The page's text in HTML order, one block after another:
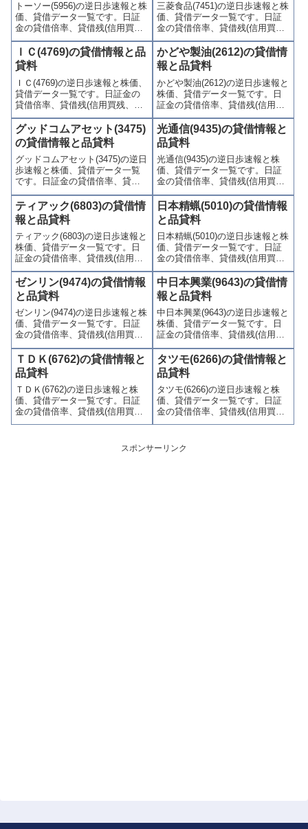
トーソー(5956)の逆日歩速報と株
価、貸借データ一覧です。日証
金の貸借倍率、貸借残(信用買
残、信用売残)、品貸料(逆日
歩)、東証の週末残高、規制(注意
喚起・申込停止)など、空売り関
連情報を集計し、図解でわかり
やすくまとめて掲載していま
す。
三菱食品(7451)の逆日歩速報と株
価、貸借データ一覧です。日証
金の貸借倍率、貸借残(信用買
残、信用売残)、品貸料(逆日
歩)、東証の週末残高、規制(注意
喚起・申込停止)など、空売り関
連情報を集計し、図解でわかり
やすくまとめて掲載していま
す。
ＩＣ(4769)の貸借情報と品
貸料
ＩＣ(4769)の逆日歩速報と株価、
貸借データ一覧です。日証金の
貸借倍率、貸借残(信用買残、信
用売残)、品貸料(逆日歩)、東証
の週末残高、規制(注意喚起・申
込停止)など、空売り関連情報を
集計し、図解でわかりやすくま
とめて掲載しています。
かどや製油(2612)の貸借情
報と品貸料
かどや製油(2612)の逆日歩速報と
株価、貸借データ一覧です。日
証金の貸借倍率、貸借残(信用買
残、信用売残)、品貸料(逆日
歩)、東証の週末残高、規制(注意
喚起・申込停止)など、空売り関
連情報を集計し、図解でわかり
やすくまとめて掲載していま
す。
グッドコムアセット(3475)
の貸借情報と品貸料
グッドコムアセット(3475)の逆日
歩速報と株価、貸借データ一覧
です。日証金の貸借倍率、貸借
残(信用買残、信用売残)、品貸料
(逆日歩)、東証の週末残高、規制
(注意喚起・申込停止)など、空売
り関連情報を集計し、図解でわ
かりやすくまとめて掲載してい
ます。
光通信(9435)の貸借情報と
品貸料
光通信(9435)の逆日歩速報と株
価、貸借データ一覧です。日証
金の貸借倍率、貸借残(信用買
残、信用売残)、品貸料(逆日
歩)、東証の週末残高、規制(注意
喚起・申込停止)など、空売り関
連情報を集計し、図解でわかり
やすくまとめて掲載していま
す。
ティアック(6803)の貸借情
報と品貸料
ティアック(6803)の逆日歩速報と
株価、貸借データ一覧です。日
証金の貸借倍率、貸借残(信用買
残、信用売残)、品貸料(逆日
歩)、東証の週末残高、規制(注意
喚起・申込停止)など、空売り関
連情報を集計し、図解でわかり
やすくまとめて掲載していま
す。
日本精蝋(5010)の貸借情報
と品貸料
日本精蝋(5010)の逆日歩速報と株
価、貸借データ一覧です。日証
金の貸借倍率、貸借残(信用買
残、信用売残)、品貸料(逆日
歩)、東証の週末残高、規制(注意
喚起・申込停止)など、空売り関
連情報を集計し、図解でわかり
やすくまとめて掲載していま
す。
ゼンリン(9474)の貸借情報
と品貸料
ゼンリン(9474)の逆日歩速報と株
価、貸借データ一覧です。日証
金の貸借倍率、貸借残(信用買
残、信用売残)、品貸料(逆日
歩)、東証の週末残高、規制(注意
喚起・申込停止)など、空売り関
連情報を集計し、図解でわかり
やすくまとめて掲載していま
す。
中日本興業(9643)の貸借情
報と品貸料
中日本興業(9643)の逆日歩速報と
株価、貸借データ一覧です。日
証金の貸借倍率、貸借残(信用買
残、信用売残)、品貸料(逆日
歩)、東証の週末残高、規制(注意
喚起・申込停止)など、空売り関
連情報を集計し、図解でわかり
やすくまとめて掲載していま
す。
ＴＤＫ(6762)の貸借情報と
品貸料
ＴＤＫ(6762)の逆日歩速報と株
価、貸借データ一覧です。日証
金の貸借倍率、貸借残(信用買
残、信用売残)、品貸料(逆日
喚起・申込停止)など、空売り関
連情報を集計し、図解でわかり
タツモ(6266)の貸借情報と
品貸料
タツモ(6266)の逆日歩速報と株
価、貸借データ一覧です。日証
金の貸借倍率、貸借残(信用買
残、信用売残)、品貸料(逆日
喚起・申込停止)など、空売り関
連情報を集計し、図解でわかり
スポンサーリンク